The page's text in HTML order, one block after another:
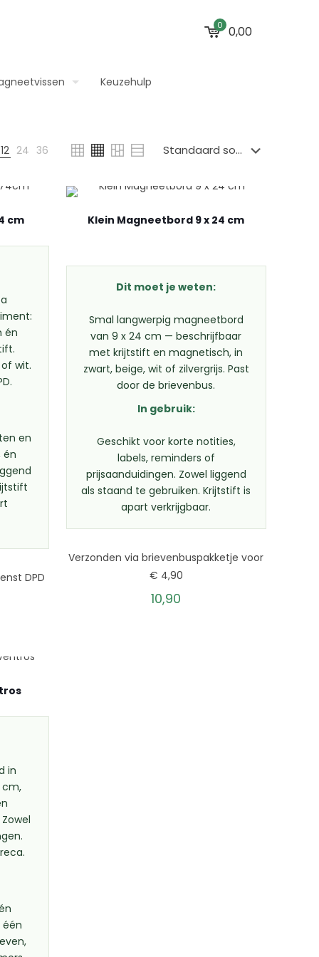
0 0,00
Keuzehulp
12 24 36
cm
én
wit.
en
én
DPD
Klein Magneetbord 9 x 24 cm
Dit moet je weten:
Smal langwerpig magneetbord
van 9 x 24 cm — beschrijfbaar
met krijtstift en magnetisch, in
zwart, beige, wit of zilvergrijs. Past
door de brievenbus.
In gebruik:
Geschikt voor korte notities,
labels, reminders of
prijsaanduidingen. Zowel liggend
als staand te gebruiken. Krijtstift is
apart verkrijgbaar.
Verzonden via brievenbuspakketje voor
€ 4,90
10,90
in
cm,